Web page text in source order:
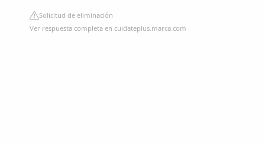
Solicitud de eliminación
Ver respuesta completa en cuidateplus.marca.com